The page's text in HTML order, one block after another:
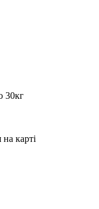
30кг
карті